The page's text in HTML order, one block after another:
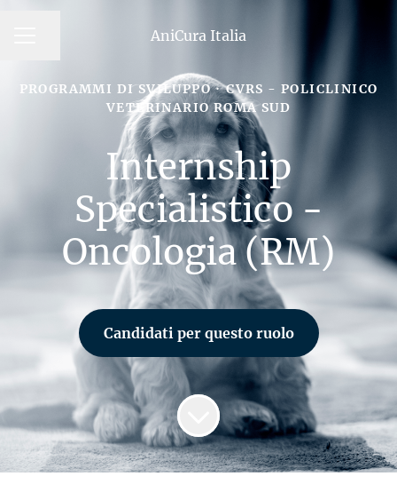
AniCura Italia
Condividi la pagina
PROGRAMMI DI SVILUPPO · CVRS - POLICLINICO
VETERINARIO ROMA SUD
Internship
Specialistico -
Oncologia (RM)
Candidati per questo ruolo